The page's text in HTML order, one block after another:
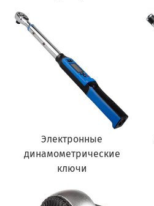
Электронные
динамометрические
ключи